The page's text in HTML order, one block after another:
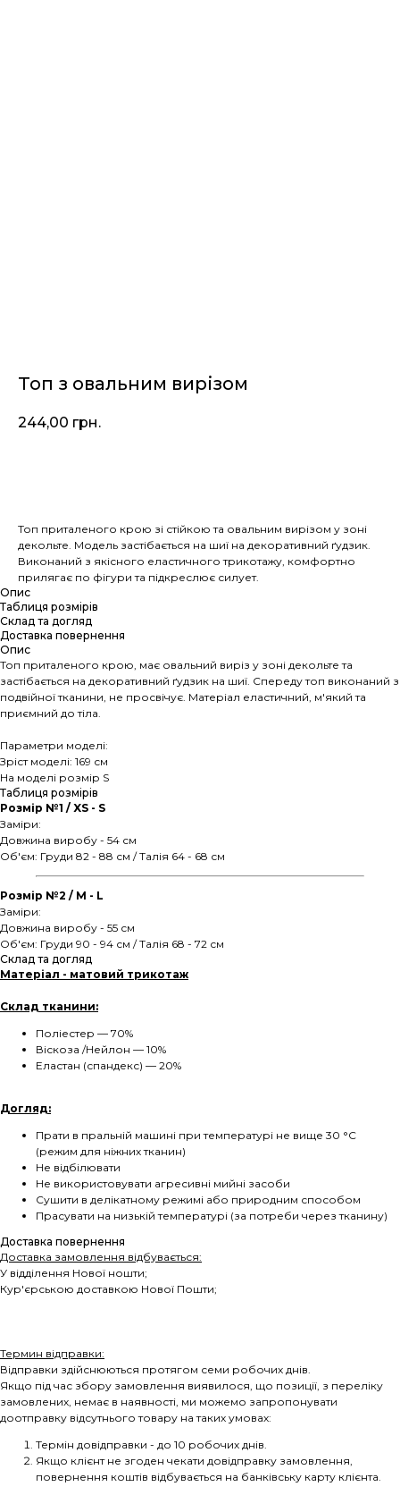
Топ з овальним вирізом
244,00 грн.
Топ приталеного крою зі стійкою та овальним вирізом у зоні
декольте. Модель застібається на шиї на декоративний ґудзик.
Виконаний з якісного еластичного трикотажу, комфортно
прилягає по фігури та підкреслює силует.
Опис
Таблиця розмірів
Склад та догляд
Доставка повернення
Опис
Топ приталеного крою, має овальний виріз у зоні декольте та
застібається на декоративний ґудзик на шиї. Спереду топ виконаний з
подвійної тканини, не просвічує. Матеріал еластичний, м'який та
приємний до тіла.
Параметри моделі:
Зріст моделі: 169 см
На моделі розмір S
Таблиця розмірів
Розмір №1 / XS - S
Заміри:
Довжина виробу - 54 см
Об'єм: Груди 82 - 88 см / Талія 64 - 68 см
Розмір №2 / М - L
Заміри:
Довжина виробу - 55 см
Об'єм: Груди 90 - 94 см / Талія 68 - 72 см
Склад та догляд
Матеріал - матовий трикотаж
Склад тканини:
Поліестер — 70%
Віскоза /Нейлон — 10%
Еластан (спандекс) — 20%
Догляд:
Прати в пральній машині при температурі не вище 30 °C
(режим для ніжних тканин)
Не відбілювати
Не використовувати агресивні мийні засоби
Сушити в делікатному режимі або природним способом
Прасувати на низькій температурі (за потреби через тканину)
Доставка повернення
Доставка замовлення відбувається:
У відділення Нової ношти;
Кур'єрською доставкою Нової Пошти;
Термин відправки:
Відправки здійснюються протягом семи робочих днів.
Якщо під час збору замовлення виявилося, що позиції, з переліку
замовлених, немає в наявності, ми можемо запропонувати
доотправку відсутнього товару на таких умовах:
Термін довідправки - до 10 робочих днів.
Якщо клієнт не згоден чекати довідправку замовлення,
повернення коштів відбувається на банківську карту клієнта.